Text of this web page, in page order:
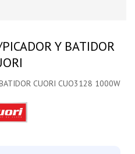
Y BATIDOR
CUORI CUO3128 1000W